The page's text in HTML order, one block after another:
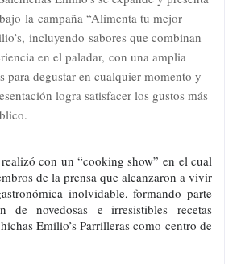
la campaña “Alimenta tu mejor
incluyendo sabores que combinan
en el paladar, con una amplia
para degustar en cualquier momento y
logra satisfacer los gustos más
con un “cooking show” en el cual
de la prensa que alcanzaron a vivir
inolvidable, formando parte
de novedosas e irresistibles recetas
Emilio’s Parrilleras como centro de